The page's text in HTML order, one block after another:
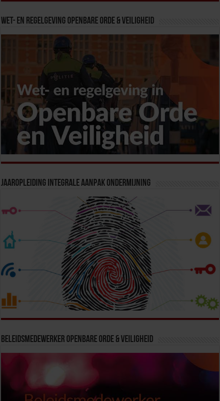
Wet- en Regelgeving Openbare Orde & Veiligheid
Jaaropleiding Integrale Aanpak Ondermijning
Beleidsmedewerker Openbare Orde & Veiligheid